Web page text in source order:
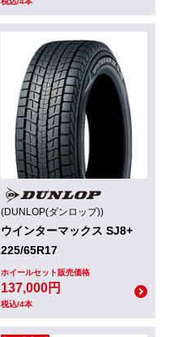
(DUNLOP(ダンロップ))
ウインターマックス SJ8+
225/65R17
ホイールセット販売価格
137,000円
税込/4本